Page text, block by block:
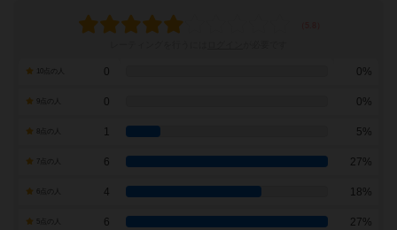
0 0%
9点の人 0 0%
1 5%
7点の人 6 27%
4 18%
6 27%